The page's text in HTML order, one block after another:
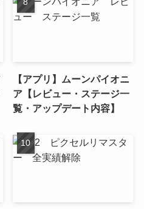
【アプリ】ムーンパイオニ
ア【レビュー・ステージ一
覧・アップデート内容】